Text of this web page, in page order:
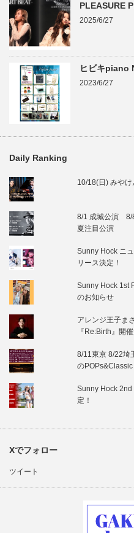
PLEASURE
2025/6/27
ヒビキpiano
2023/6/27
Daily Ranking
10/18(日) みや
8/1 成城公演 8/
夏注目公演
Sunny Hock ニ
リース決定！
Sunny Hock 1st
のお知らせ
アレンジ王子ま
『Re:Birth』開催
8/11東京 8/22埼
のPOPs&Classic
Sunny Hock
定！
Xでフォロー
ツイート